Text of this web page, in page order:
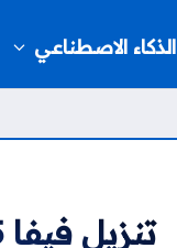
الذكاء الاصطناعي